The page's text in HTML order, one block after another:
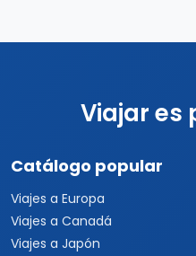
Viajar es
Catálogo popular
Viajes a Europa
Viajes a Canadá
Viajes a Japón